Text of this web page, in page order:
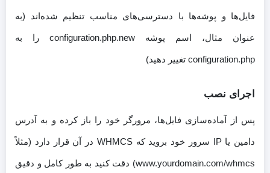
فایل‌ها و پوشه‌ها با دسترسی‌های مناسب تنظیم شده‌اند (به
عنوان مثال، اسم پوشه‌ configuration.php.new را به
configuration.php تغییر دهید)
اجرای نصب
پس از آماده‌سازی فایل‌ها، مرورگر خود را باز کرده و به آدرس
دامین یا IP سرور خود بروید که WHMCS در آن قرار دارد (مثلاً
www.yourdomain.com/whmcs) دقت کنید به طور کامل و دقیق